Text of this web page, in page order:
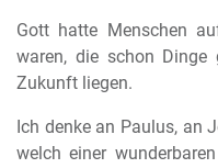
Gott hatte Menschen
waren, die schon Dinge
Zukunft liegen.
Ich denke an Paulus, an
welch einer